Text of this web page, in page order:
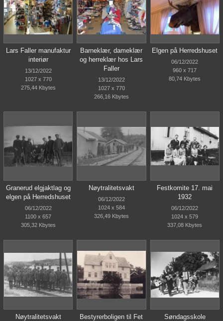
Lars Faller manufaktur
interiør
13/12/2022
1027 x 770
275,44 Kbytes
Barneklær, dameklær
og herreklær hos Lars
Faller
13/12/2022
1027 x 770
266,16 Kbytes
Elgen på Herredshuset
06/12/2022
960 x 717
80,74 Kbytes
Granerud elgjaktlag og
elgen på Herredshuset
06/12/2022
1100 x 657
305,32 Kbytes
Nøytralitetsvakt
06/12/2022
1024 x 584
326,49 Kbytes
Festkomite 17. mai
1932
06/12/2022
1024 x 579
337,08 Kbytes
Nøytralitetsvakt
Bestyrerboligen til Fet
Søndagsskole